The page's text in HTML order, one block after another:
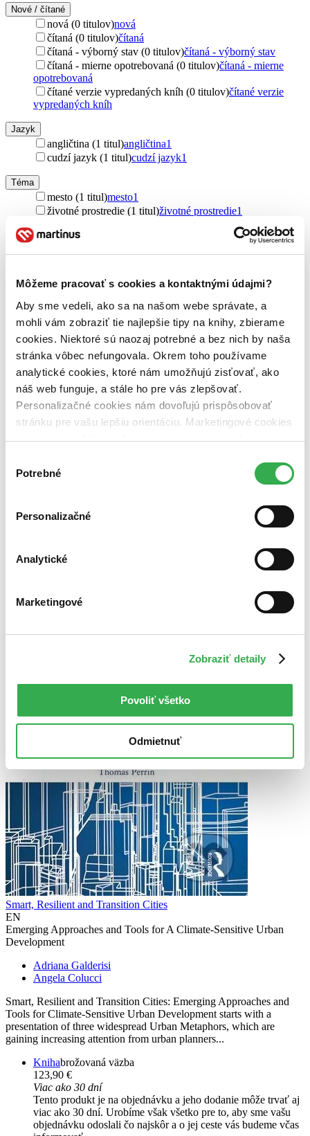
Môžeme pracovať s cookies a kontaktnými údajmi?
Aby sme vedeli, ako sa na našom webe správate, a
mohli vám zobraziť tie najlepšie tipy na knihy, zbierame
cookies. Niektoré sú naozaj potrebné a bez nich by naša
stránka vôbec nefungovala. Okrem toho používame
analytické cookies, ktoré nám umožňujú zisťovať, ako
náš web funguje, a stále ho pre vás zlepšovať.
Personalizačné cookies nám dovoľujú prispôsobovať
stránku pre vašu lepšiu orientáciu. Marketingové cookies
nám zas umožňujú zobrazenie relevantnej reklamy.
nám pomohlo, keby sme mohli používať všetky tieto
súhlasu
Potrebné
Personalizačné
Analytické
Marketingové
Zobraziť detaily
Povoliť všetko
Odmietnuť
Nové / čítané
nová (0 titulov)nová
čítaná (0 titulov)čítaná
čítaná - výborný stav (0 titulov)čítaná - výborný stav
čítaná - mierne opotrebovaná (0 titulov)čítaná - mierne
opotrebovaná
čítané verzie vypredaných kníh (0 titulov)čítané verzie
vypredaných kníh
Jazyk
angličtina (1 titul)angličtina1
cudzí jazyk (1 titul)cudzí jazyk1
Téma
mesto (1 titul)mesto1
životné prostredie (1 titul)životné prostredie1
správa (1 titul)
Elsevier Science (1 titul) Elsevier Science 1
Väzba
brožovaná väzba (1 titul) brožovaná väzba
Zúžiť výber
Zoradiť
Najdrahšie
Smart, Resilient and Transition Cities
EN
Emerging Approaches and Tools for A Climate-Sensitive Urban
Development
Adriana Galderisi
Angela Colucci
Smart, Resilient and Transition Cities: Emerging Approaches and
Tools for Climate-Sensitive Urban Development starts with a
presentation of three widespread Urban Metaphors, which are
gaining increasing attention from urban planners...
Knihabrožovaná väzba
123,90 €
Viac ako 30 dní
Tento produkt je na objednávku a jeho dodanie môže trvať aj
viac ako 30 dní. Urobíme však všetko pre to, aby sme vašu
objednávku odoslali čo najskôr a o jej ceste vás budeme včas